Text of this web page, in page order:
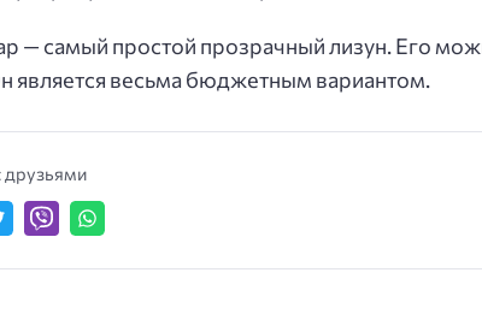
— самый простой прозрачный лизун. Его
является весьма бюджетным вариантом.
друзьями